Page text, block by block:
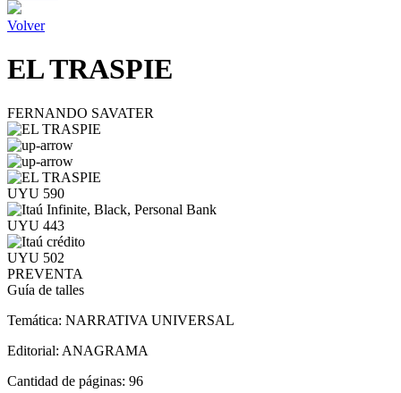
Volver
EL TRASPIE
FERNANDO SAVATER
UYU 590
UYU 443
UYU 502
PREVENTA
Guía de talles
Temática: NARRATIVA UNIVERSAL
Editorial: ANAGRAMA
Cantidad de páginas: 96